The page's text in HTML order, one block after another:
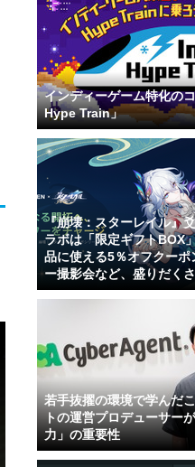
インディーゲーム特化の
Hype Train」
『崩壊：スターレイル』
ラボは「限定ギフトBOX
品に使える5％オフクーポ
ー撮影会など、盛りだく
若手抜擢の環境で学んだ
トの運営プロデューサー
力」の重要性